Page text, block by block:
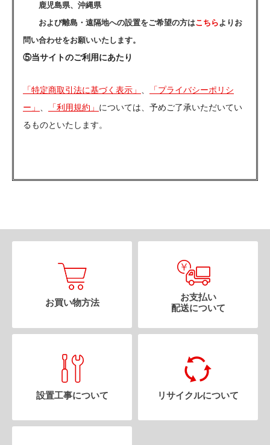
鹿児島県、沖縄県
および離島・遠隔地への設置をご希望の方はこちらよりお
問い合わせをお願いいたします。
⑤当サイトのご利用にあたり
「特定商取引法に基づく表示」 、
「プライバシーポリシ
ー」 、 「利用規約」 については、予めご了承いただいてい
るものといたします。
お買い物方法
お支払い
配送について
設置工事について リサイクルについて